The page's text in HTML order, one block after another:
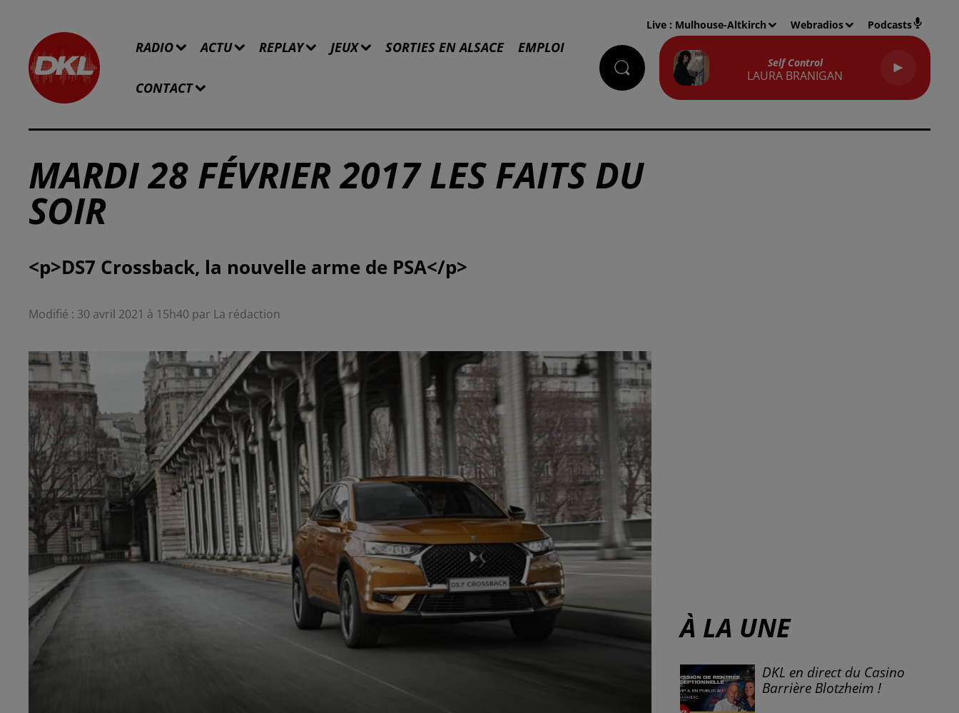
RADIO ACTU REPLAY JEUX SORTIES EN ALSACE EMPLOI
CONTACT
Live : Mulhouse-Altkirch Webradios Podcasts
Self Control
LAURA BRANIGAN
MARDI 28 FÉVRIER 2017 LES FAITS DU
SOIR
Modifié : 30 avril 2021 à 15h40 par La rédaction
À LA UNE
DKL en direct du Casino
Barrière Blotzheim !